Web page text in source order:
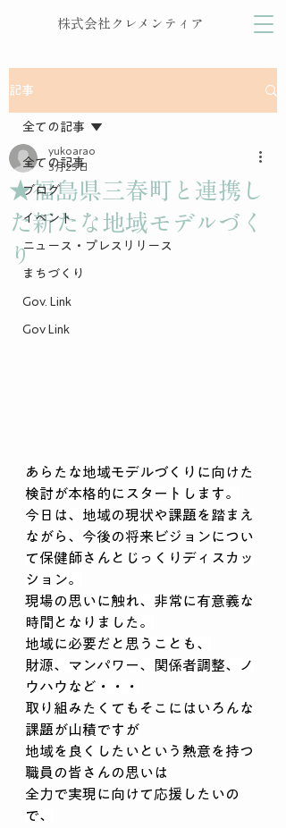
株式会社クレメンティア
記事
全ての記事
ブログ
イベント
ニュース・プレスリリース
まちづくり
Gov. Link
Gov Link
全ての記事
★福島県三春町と連携し
た新たな地域モデルづく
り
yukoarao
3月25日
あらたな地域モデルづくりに向けた
検討が本格的にスタートします。
今日は、地域の現状や課題を踏まえ
ながら、今後の将来ビジョンについ
て保健師さんとじっくりディスカッ
ション。
現場の思いに触れ、非常に有意義な
時間となりました。
地域に必要だと思うことも、
財源、マンパワー、関係者調整、ノ
ウハウなど・・・
取り組みたくてもそこにはいろんな
課題が山積ですが
地域を良くしたいという熱意を持つ
職員の皆さんの思いは
全力で実現に向けて応援したいの
で、